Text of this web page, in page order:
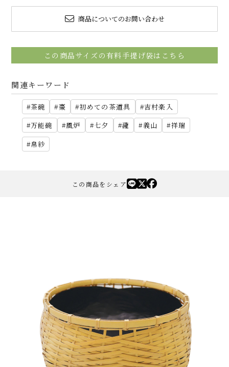
商品についてのお問い合わせ
この商品サイズの有料手提げ袋はこちら
関連キーワード
茶碗 棗 初めての茶道具
吉村楽入
万能碗
風炉 七夕 瀧 義山
祥瑞
帛紗
この商品をシェア